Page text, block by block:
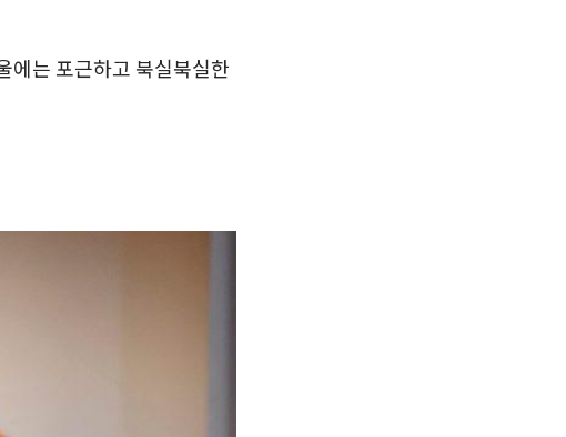
에는 포근하고 북실북실한